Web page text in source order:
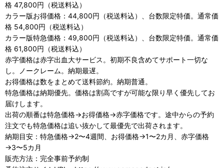
格 47,800円（税送料込）
カラー版お得価格：44,800円（税送料込）、台数限定特価。通常価
格 54,800円（税送料込）
カラー版特急価格：49,800円（税送料込）、台数限定特価。通常価
格 61,800円（税送料込）
赤字価格は赤字出血大サービス。初期不良含めてサポート一切な
し。ノークレーム。納期最遅。
お得価格は数をまとめて送料節約。納期普通。
特急価格は納期優先。価格は割高ですが可能な限り早く優先してお
届けします。
出荷の順番は特急価格→お得価格→赤字価格です。途中からの予約
注文でも特急価格は追い抜かして最優先で出荷されます。
納期目安：特急価格→2〜4週間、お得価格→1〜2カ月、赤字価格
→3〜5カ月
販売方法：完全事前予約制